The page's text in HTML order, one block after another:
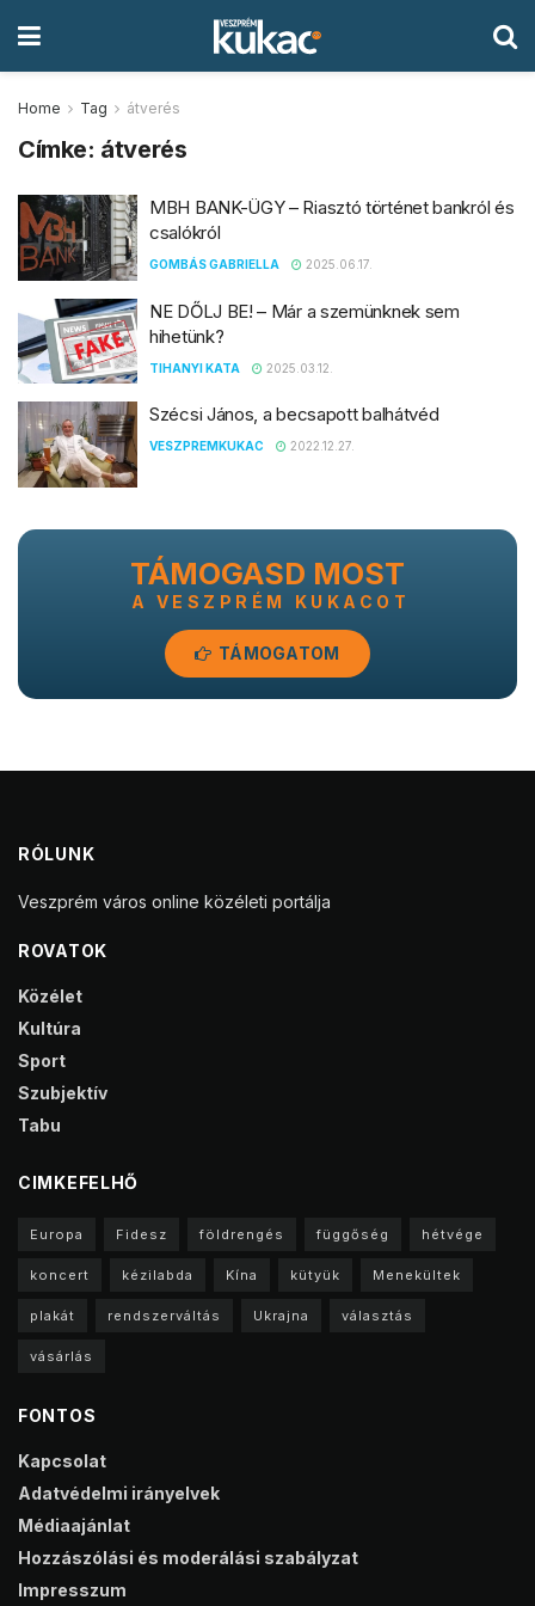
Home Tag átverés
Címke: átverés
MBH BANK-ÜGY – Riasztó történet bankról és
csalókról
GOMBÁS GABRIELLA 2025.06.17.
NE DŐLJ BE! – Már a szemünknek sem
hihetünk?
TIHANYI KATA 2025.03.12.
Szécsi János, a becsapott balhátvéd
VESZPREMKUKAC 2022.12.27.
TÁMOGASD MOST
A VESZPRÉM KUKACOT
TÁMOGATOM
RÓLUNK
Veszprém város online közéleti portálja
ROVATOK
Közélet
Kultúra
Sport
Szubjektív
Tabu
CIMKEFELHŐ
Europa Fidesz földrengés függőség hétvége
koncert kézilabda Kína kütyük Menekültek
plakát rendszerváltás Ukrajna választás
vásárlás
FONTOS
Kapcsolat
Adatvédelmi irányelvek
Médiaajánlat
Hozzászólási és moderálási szabályzat
Impresszum